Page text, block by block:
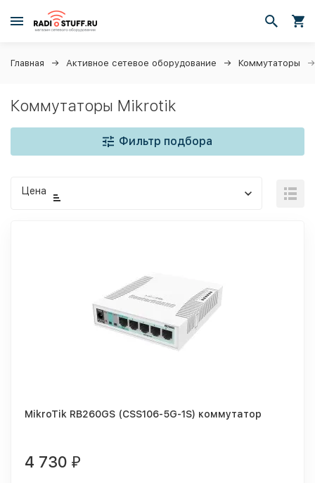
Главная Активное сетевое оборудование Коммутаторы
Коммутаторы Mikrotik
Фильтр подбора
Цена
MikroTik RB260GS (CSS106-5G-1S) коммутатор
4 730 ₽